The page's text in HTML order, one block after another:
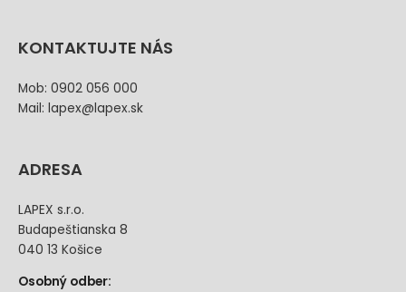
KONTAKTUJTE NÁS
Mob: 0902 056 000
Mail: lapex@lapex.sk
ADRESA
LAPEX s.r.o.
Budapeštianska 8
040 13 Košice
Osobný odber: